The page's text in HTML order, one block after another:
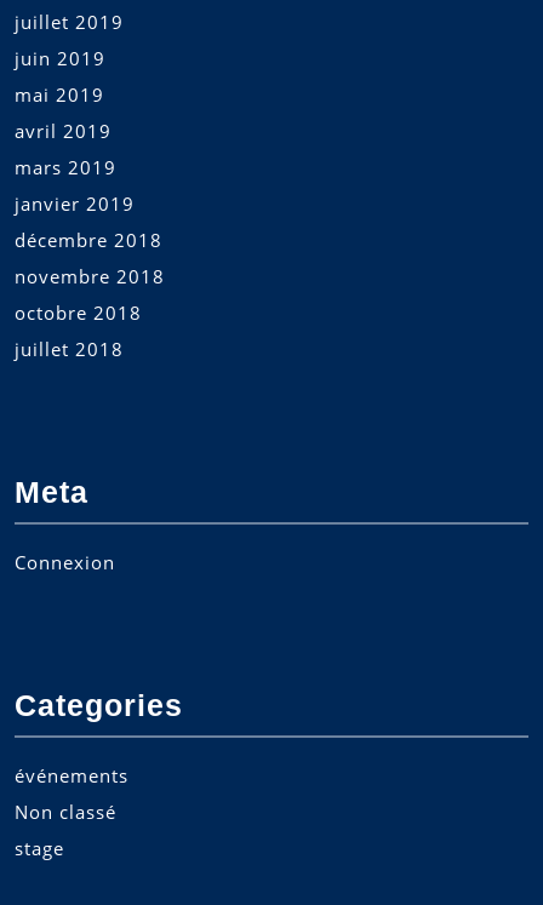
juillet 2019
juin 2019
mai 2019
avril 2019
mars 2019
janvier 2019
décembre 2018
novembre 2018
octobre 2018
juillet 2018
Meta
Connexion
Categories
événements
Non classé
stage